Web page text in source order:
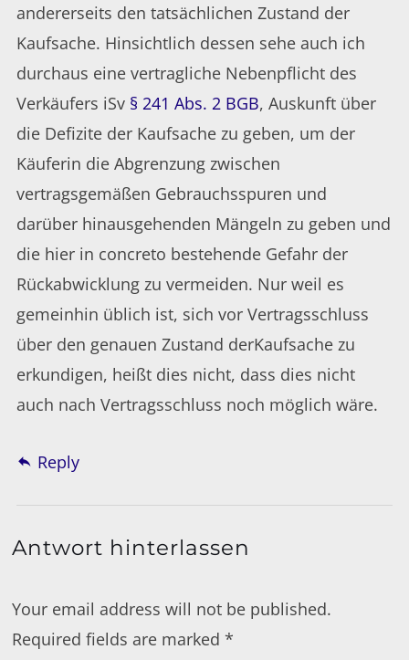
andererseits den tatsächlichen Zustand der
Kaufsache. Hinsichtlich dessen sehe auch ich
durchaus eine vertragliche Nebenpflicht des
Verkäufers iSv § 241 Abs. 2 BGB, Auskunft über
die Defizite der Kaufsache zu geben, um der
Käuferin die Abgrenzung zwischen
vertragsgemäßen Gebrauchsspuren und
darüber hinausgehenden Mängeln zu geben und
die hier in concreto bestehende Gefahr der
Rückabwicklung zu vermeiden. Nur weil es
gemeinhin üblich ist, sich vor Vertragsschluss
über den genauen Zustand derKaufsache zu
erkundigen, heißt dies nicht, dass dies nicht
auch nach Vertragsschluss noch möglich wäre.
Reply
Antwort hinterlassen
Your email address will not be published.
Required fields are marked*